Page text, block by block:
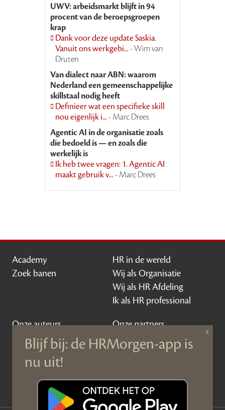
UWV: arbeidsmarkt blijft in 94
procent van de beroepsgroepen
krap
Dank voor deze update Saskia.
Vanuit ons werkgebi...- Wim van
Druten
Van dialect naar ABN: waarom
Nederland een gemeenschappelijke
skillstaal nodig heeft
Definieer wat een specifieke skill
nou eigenlijk i...- Marc Drees
Agentic AI in de organisatie zoals
die bedoeld is — en zoals die
werkelijk is
Ik heb twee vragen: 1. Agentic AI
maakt gebruik v...- Marc Drees
Academy
Zoek banen
HR in de wereld
Wij als Organisatie
Wij als HR Afdeling
Ik als HR professional
Onze auteurs
Onze partners
Sponsoring
Over HRMorgen